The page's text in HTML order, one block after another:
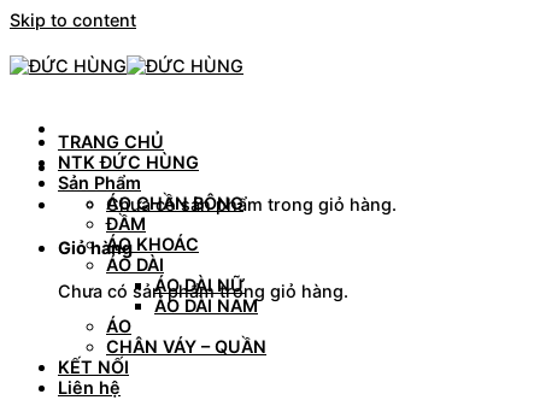
Skip to content
Chưa có sản phẩm trong giỏ hàng.
Giỏ hàng
Chưa có sản phẩm trong giỏ hàng.
TRANG CHỦ
NTK ĐỨC HÙNG
Sản Phẩm
ÁO CHẦN BÔNG
ĐẦM
ÁO KHOÁC
ÁO DÀI
ÁO DÀI NỮ
ÁO DÀI NAM
ÁO
CHÂN VÁY – QUẦN
KẾT NỐI
Liên hệ